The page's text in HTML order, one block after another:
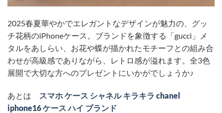
2025春夏華やかでエレガントなデザインが魅力の、グッ
チ花柄のiPhoneケース。ブランドを象徴する「gucci」メ
タルをあしらい、お花や蝶が描かれたモチーフとの組み合
わせが高級感でありながら、レトロ感が溢れます。全3色
展開で大切な方へのプレゼントにいかがでしょうか♪
あとは
スマホ ケース シャネル キラキラ chanel
iphone16 ケース ハイ ブランド